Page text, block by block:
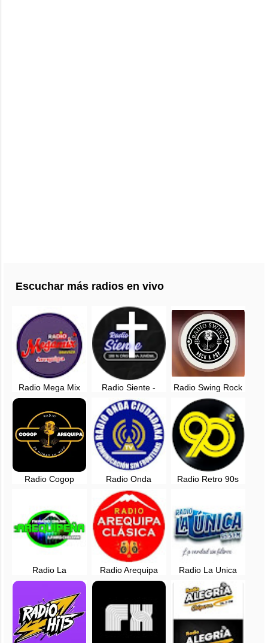
Escuchar más radios en vivo
Radio Mega Mix
Bravaza - San
Radio Siente -
Arequipa, Perú
Radio Swing Rock
and Pop - Lima
Radio Cogop
Radio Onda
Ciudadana en vivo
- Arequipa, Perú
Radio Retro 90s
Radio La
Arequipeña en vivo
Radio Arequipa
Clasica en vivo
Radio La Unica
Arequipa en vivo -
95.5 FM - Perú